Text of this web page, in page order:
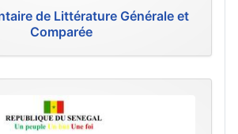
de Littérature Générale et
Comparée